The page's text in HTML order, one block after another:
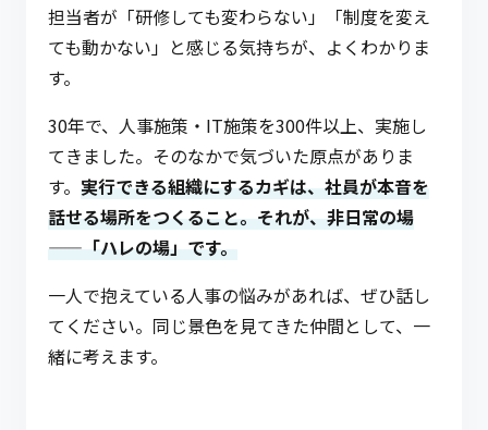
担当者が「研修しても変わらない」「制度を変え
ても動かない」と感じる気持ちが、よくわかりま
す。
30年で、人事施策・IT施策を300件以上、実施し
てきました。そのなかで気づいた原点がありま
す。 実行できる組織にするカギは、社員が本音を
話せる場所をつくること。それが、非日常の場
——「ハレの場」です。
一人で抱えている人事の悩みがあれば、ぜひ話し
てください。同じ景色を見てきた仲間として、一
緒に考えます。